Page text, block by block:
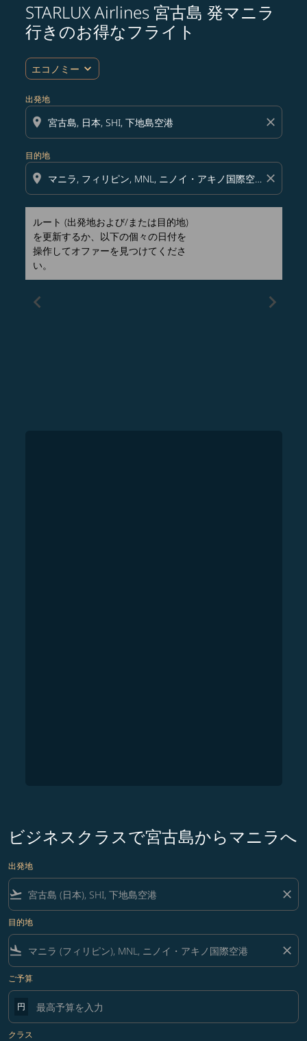
STARLUX Airlines 宮古島 発マニラ
行きのお得なフライト
エコノミー expand_more
出発地
location_on close
目的地
location_on close
ルート (出発地および/または目的地)
を更新するか、以下の個々の日付を
操作してオファーを見つけてくださ
い。
ルート (出発地および/または目的地) を更新するか、以
chevron_left chevron_right
ビジネスクラスで宮古島からマニラへ
出発地
flight_takeoff close
目的地
flight_land close
ご予算
円
クラス